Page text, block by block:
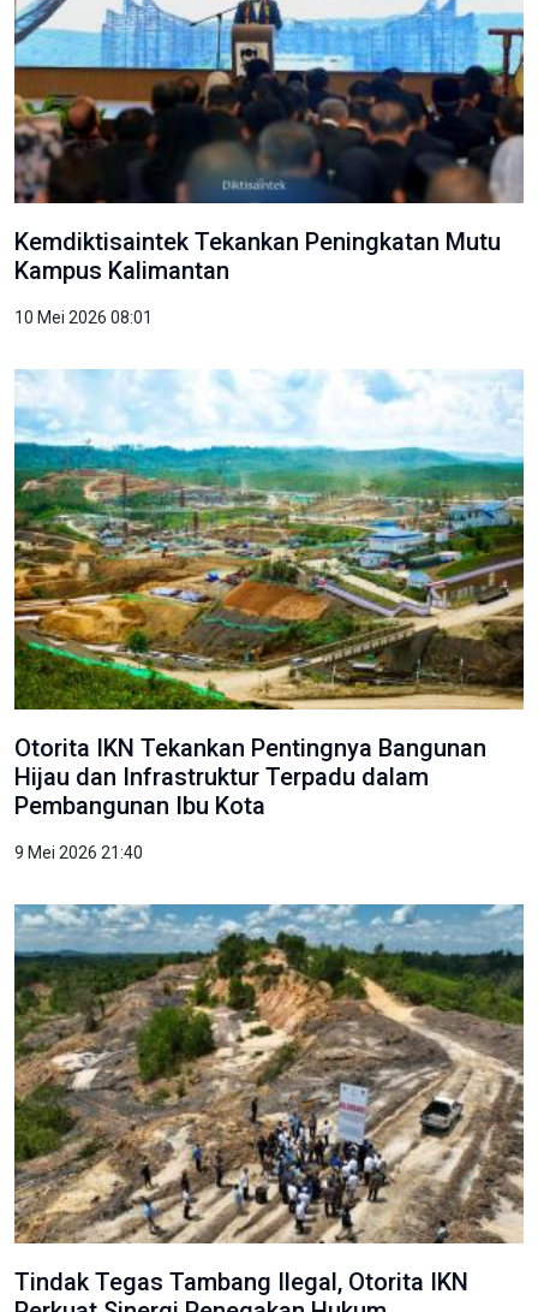
Kemdiktisaintek Tekankan Peningkatan Mutu
Kampus Kalimantan
10 Mei 2026 08:01
Otorita IKN Tekankan Pentingnya Bangunan
Hijau dan Infrastruktur Terpadu dalam
Pembangunan Ibu Kota
9 Mei 2026 21:40
Tindak Tegas Tambang Ilegal, Otorita IKN